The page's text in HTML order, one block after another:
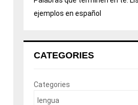
ejemplos en español
CATEGORIES
Categories